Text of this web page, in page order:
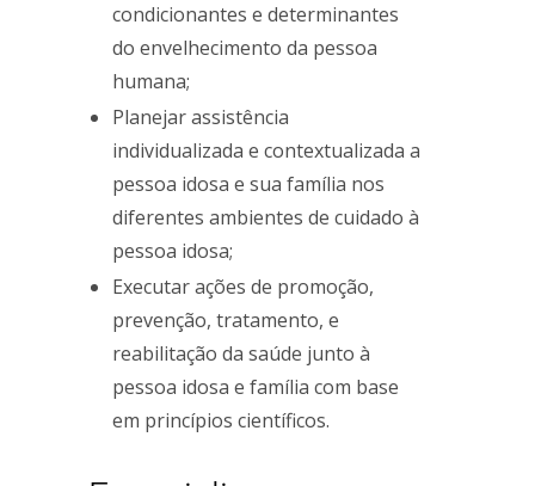
condicionantes e determinantes
do envelhecimento da pessoa
humana;
Planejar assistência
individualizada e contextualizada a
pessoa idosa e sua família nos
diferentes ambientes de cuidado à
pessoa idosa;
Executar ações de promoção,
prevenção, tratamento, e
reabilitação da saúde junto à
pessoa idosa e família com base
em princípios científicos.